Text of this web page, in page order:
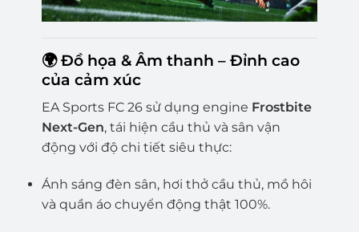
🌍 Đồ họa & Âm thanh – Đỉnh cao
của cảm xúc
EA Sports FC 26 sử dụng engine Frostbite
Next-Gen, tái hiện cầu thủ và sân vận
động với độ chi tiết siêu thực:
Ánh sáng đèn sân, hơi thở cầu thủ, mồ hôi
và quần áo chuyển động thật 100%.